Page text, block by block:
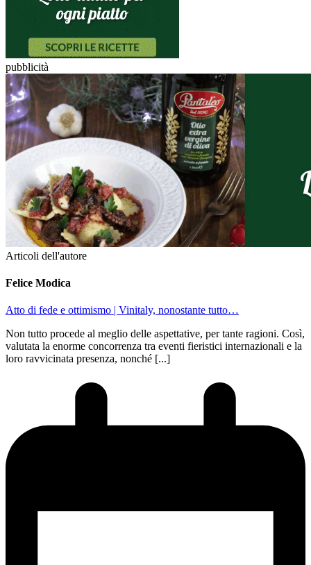
pubblicità
Articoli dell'autore
Felice Modica
Atto di fede e ottimismo | Vinitaly, nonostante tutto…
Non tutto procede al meglio delle aspettative, per tante ragioni. Così,
valutata la enorme concorrenza tra eventi fieristici internazionali e la
loro ravvicinata presenza, nonché [...]